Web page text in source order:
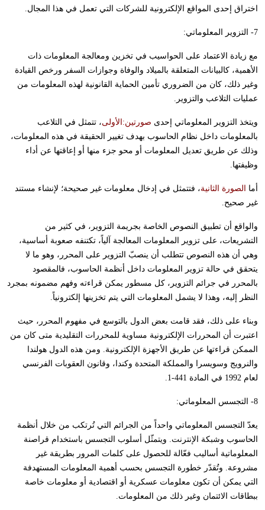
اختراق إحدى المواقع الإلكترونية للشركات التي تعمل في هذا المجال.
7- التزوير المعلوماتي:
مع زيادة الاعتماد على الحواسيب في تخزين ومعالجة المعلومات ذات
الأهمية، كالبيانات المتعلقة بالميلاد والوفاة وجوازات السفر ورخص القيادة
وغير ذلك، كان من الضروري تأمين الحماية القانونية لهذه المعلومات من
عمليات التلاعب والتزوير.
ويتخذ التزوير المعلوماتي إحدى صورتين: الأولى، تتمثل في التلاعب
بالمعلومات داخل نظام الحاسوب بهدف تغيير الحقيقة في هذه المعلومات،
وذلك عن طريق تعديل المعلومات أو محو جزء منها أو إعاقتها عن أداء
وظيفتها.
أما الصورة الثانية، فتتمثل في إدخال معلومات غير صحيحة؛ لإنشاء مستند
غير صحيح.
والواقع أن تطبيق النصوص الخاصة بجريمة التزوير، في كثير من
التشريعات، على تزوير المعلومات المعالجة آلياً، تكتنفه صعوبة أساسية،
وهي أن هذه النصوص تتطلب أن ينصبّ التزوير على المحرر، وهو ما لا
يتحقق في حالة تزوير المعلومات داخل أنظمة الحاسوب، فالمقصود
بالمحرر في جرائم التزوير، كل مسطور يمكن قراءته وفهم مضمونه بمجرد
النظر إليه، وهذا لا يشمل المعلومات التي يتم تخزينها إلكترونياً.
وبناء على ذلك، فقد قامت بعض الدول بالتوسع في مفهوم المحرر، حيث
اعتبرت أن المحررات الإلكترونية مساوية للمحررات التقليدية متى كان من
الممكن قراءتها عن طريق الأجهزة الإلكترونية. ومن هذه الدول هولندا
والنرويج وسويسرا والمملكة المتحدة وكندا، وقانون العقوبات الفرنسي
لعام 1992 في المادة 441-1.
8- التجسس المعلوماتي:
يعدّ التجسس المعلوماتي واحداً من الجرائم التي تُرتكب من خلال أنظمة
الحاسوب وشبكة الإنترنت. ويتمثّل أسلوب التجسس باستخدام قراصنة
المعلوماتية أساليب فعّالة للحصول على كلمات المرور بطريقة غير
مشروعة. وتُقدّر خطورة التجسس بحسب أهمية المعلومات المستهدفة
التي يمكن أن تكون معلومات عسكرية أو اقتصادية أو معلومات خاصة
ببطاقات الائتمان وغير ذلك من المعلومات.